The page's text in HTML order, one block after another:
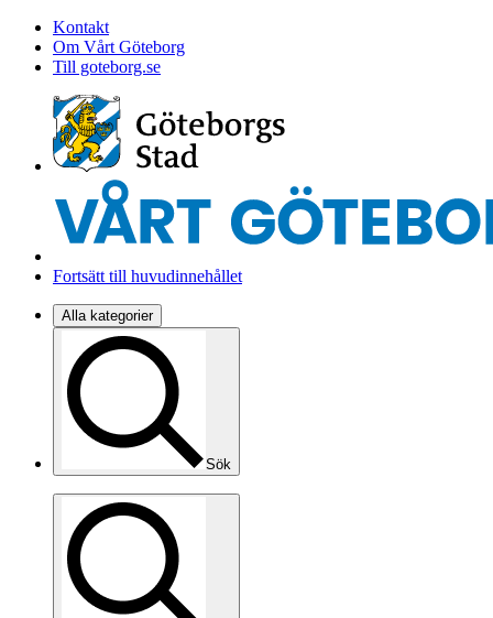
Kontakt
Om Vårt Göteborg
Till goteborg.se
Fortsätt till huvudinnehållet
Alla kategorier
Sök